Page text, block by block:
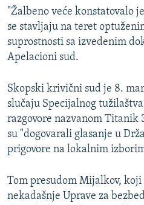
"Žalbeno veće konstatovalo
se stavljaju na teret
suprostnosti sa izvedenim
Apelacioni sud.
Skopski krivični sud je 8.
slučaju Specijalnog
razgovore nazvanom Titanik
su "dogovarali glasanje u
prigovore na lokalnim
Tom presudom Mijalkov,
nekadašnje Uprave za